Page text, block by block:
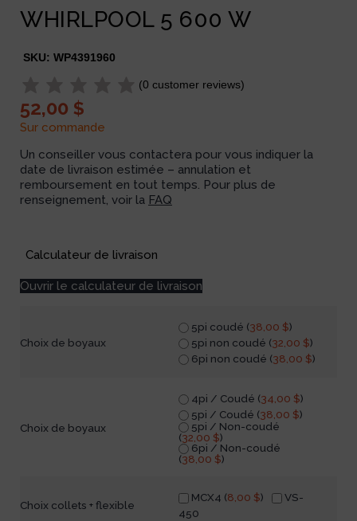
WHIRLPOOL 5 600 W
SKU: WP4391960
(0 customer reviews)
52,00 $
Sur commande
Un conseiller vous contactera pour vous indiquer la
date de livraison estimée – annulation et
remboursement en tout temps. Pour plus de
renseignement, voir la FAQ
Calculateur de livraison
Ouvrir le calculateur de livraison
Choix de boyaux
5pi coudé (38,00 $)
5pi non coudé (32,00 $)
6pi non coudé (38,00 $)
Choix de boyaux
4pi / Coudé (34,00 $)
5pi / Coudé (38,00 $)
5pi / Non-coudé
(32,00 $)
6pi / Non-coudé
(38,00 $)
Choix collets + flexible
MCX4 (8,00 $)
VS-
450